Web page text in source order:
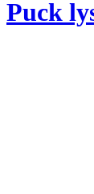
Puck